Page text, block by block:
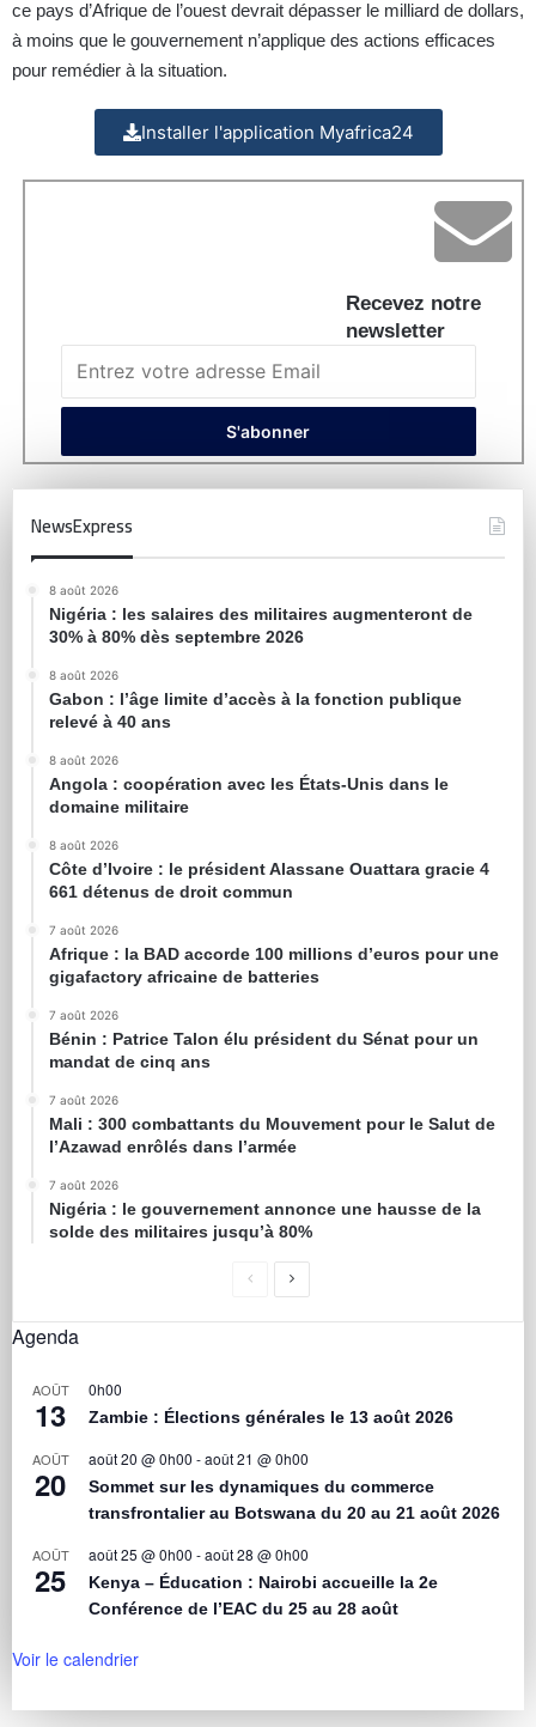
ce pays d’Afrique de l’ouest devrait dépasser le milliard de dollars,
à moins que le gouvernement n’applique des actions efficaces
pour remédier à la situation.
Installer l'application Myafrica24
Recevez notre
newsletter
NewsExpress
8 août 2026
Nigéria : les salaires des militaires augmenteront de
30% à 80% dès septembre 2026
8 août 2026
Gabon : l’âge limite d’accès à la fonction publique
relevé à 40 ans
8 août 2026
Angola : coopération avec les États-Unis dans le
domaine militaire
8 août 2026
Côte d’Ivoire : le président Alassane Ouattara gracie 4
661 détenus de droit commun
7 août 2026
Afrique : la BAD accorde 100 millions d’euros pour une
gigafactory africaine de batteries
7 août 2026
Bénin : Patrice Talon élu président du Sénat pour un
mandat de cinq ans
7 août 2026
Mali : 300 combattants du Mouvement pour le Salut de
l’Azawad enrôlés dans l’armée
7 août 2026
Nigéria : le gouvernement annonce une hausse de la
solde des militaires jusqu’à 80%
Agenda
AOÛT
13
0h00
Zambie : Élections générales le 13 août 2026
AOÛT
20
août 20 @ 0h00 -août 21 @ 0h00
Sommet sur les dynamiques du commerce
transfrontalier au Botswana du 20 au 21 août 2026
AOÛT
25
août 25 @ 0h00 -août 28 @ 0h00
Kenya – Éducation : Nairobi accueille la 2e
Conférence de l’EAC du 25 au 28 août
Voir le calendrier